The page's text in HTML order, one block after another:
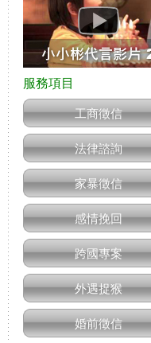
工商徵信
法律諮詢
家暴徵信
感情挽回
跨國專案
外遇捉猴
婚前徵信